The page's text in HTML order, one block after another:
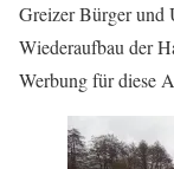
Greizer Bürger und
Wiederaufbau der
Werbung für diese